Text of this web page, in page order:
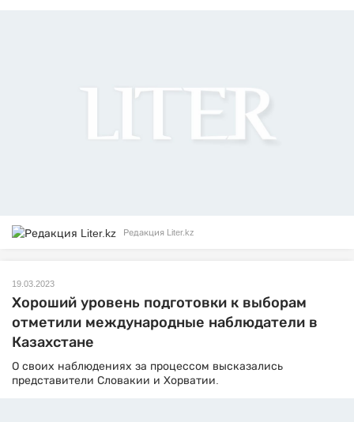
Редакция Liter.kz
19.03.2023
Хороший уровень подготовки к выборам
отметили международные наблюдатели в
Казахстане
О своих наблюдениях за процессом высказались
представители Словакии и Хорватии.